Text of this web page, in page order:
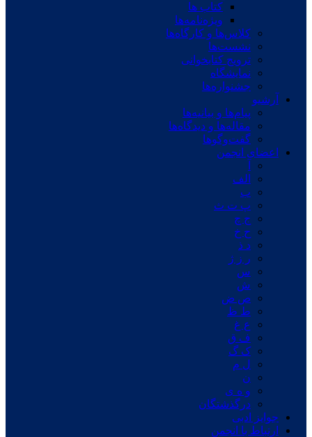
کتاب ها
ویژه‌نامه‌ها
کلاس‌ها و کارگاه‌ها
نشست‌ها
ترویج کتابخوانی
نمایشگاه
جشنواره‌ها
آرشیو
پیام‌ها و بیانیه‌ها
مقاله‌ها و دیدگاه‌ها
گفت‌وگوها
اعضای انجمن
الف
ب
پ ت ث
ج چ
ح خ
د ذ
ر ز ژ
س
ش
ص ض
ط ظ
ع غ
ف ق
ک گ
ل م
ن
و ه ی
درگذشتگان
جوایز ادبی
ارتباط با انجمن